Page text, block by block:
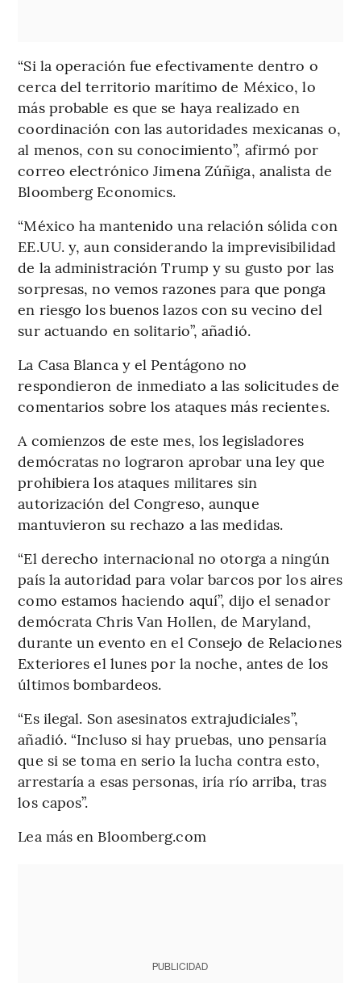
“Si la operación fue efectivamente dentro o
cerca del territorio marítimo de México, lo
más probable es que se haya realizado en
coordinación con las autoridades mexicanas o,
al menos, con su conocimiento”, afirmó por
correo electrónico Jimena Zúñiga, analista de
Bloomberg Economics.
“México ha mantenido una relación sólida con
EE.UU. y, aun considerando la imprevisibilidad
de la administración Trump y su gusto por las
sorpresas, no vemos razones para que ponga
en riesgo los buenos lazos con su vecino del
sur actuando en solitario”, añadió.
La Casa Blanca y el Pentágono no
respondieron de inmediato a las solicitudes de
comentarios sobre los ataques más recientes.
A comienzos de este mes, los legisladores
demócratas no lograron aprobar una ley que
prohibiera los ataques militares sin
autorización del Congreso, aunque
mantuvieron su rechazo a las medidas.
“El derecho internacional no otorga a ningún
país la autoridad para volar barcos por los aires
como estamos haciendo aquí”, dijo el senador
demócrata Chris Van Hollen, de Maryland,
durante un evento en el Consejo de Relaciones
Exteriores el lunes por la noche, antes de los
últimos bombardeos.
“Es ilegal. Son asesinatos extrajudiciales”,
añadió. “Incluso si hay pruebas, uno pensaría
que si se toma en serio la lucha contra esto,
arrestaría a esas personas, iría río arriba, tras
los capos”.
Lea más en Bloomberg.com
PUBLICIDAD